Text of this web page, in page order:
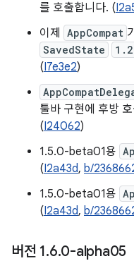
를 호출합니다. (
이제
AppCompat
SavedState
(I7e3e2)
툴바 구현에 후방
(I24062)
1.5.0-beta01용
(I2a43d, b/
1.5.0-beta01용
(I2a43d, b/
버전 1.6.0-alpha05